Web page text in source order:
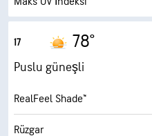
Kuvvetli Rüzgarlar
Nem
Çiy Noktası
AccuLumen Brightness Index™
17 78°
Puslu güneşli
RealFeel Shade™
Rüzgar